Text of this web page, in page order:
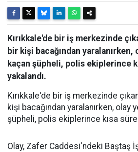
Kırıkkale'de bir iş merkezinde
bir kişi bacağından yaralanırken,
kaçan şüpheli, polis ekiplerince
yakalandı.
Kırıkkale'de bir iş merkezinde
kişi bacağından yaralanırken, olay
şüpheli, polis ekiplerince kısa
Olay, Zafer Caddesi'ndeki Baştaş